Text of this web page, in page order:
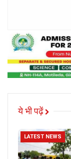
ये भी पढ़ें
LATEST NEWS